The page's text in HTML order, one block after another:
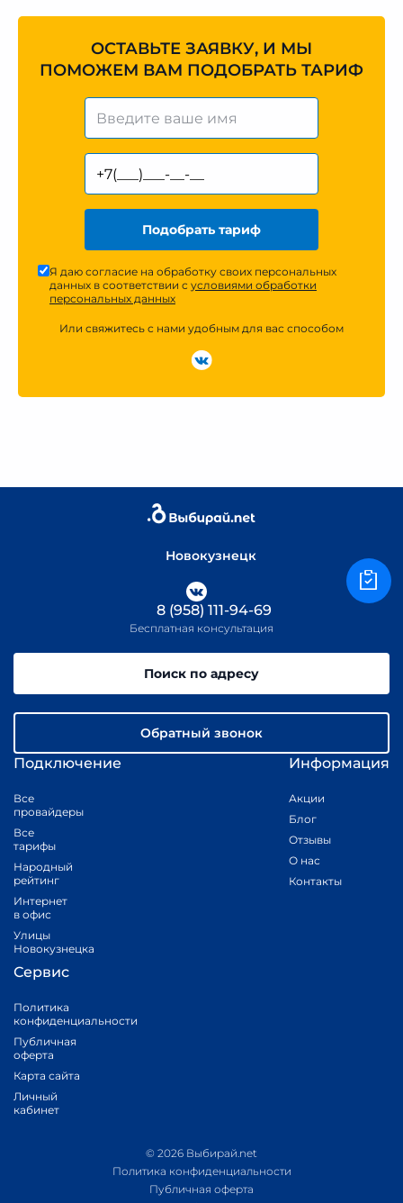
ОСТАВЬТЕ ЗАЯВКУ, И МЫ
ПОМОЖЕМ ВАМ ПОДОБРАТЬ ТАРИФ
Подобрать тариф
Я даю согласие на обработку своих персональных
данных в соответствии с условиями обработки
персональных данных
Или свяжитесь с нами удобным для вас способом
Новокузнецк
Подключение
Все
провайдеры
Все
тарифы
Народный
рейтинг
Интернет
в офис
Улицы
Новокузнецка
Информация
Акции
Блог
Отзывы
О нас
Контакты
Сервис
Политика
конфиденциальности
Публичная
оферта
Карта сайта
Личный
кабинет
8 (958) 111-94-69
Бесплатная консультация
Поиск по адресу
Обратный звонок
© 2026 Выбирай.net
Политика конфиденциальности
Публичная оферта